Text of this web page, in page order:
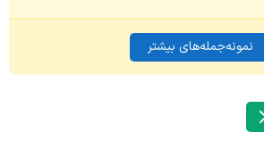
نمونه‌جمله‌های بیشتر